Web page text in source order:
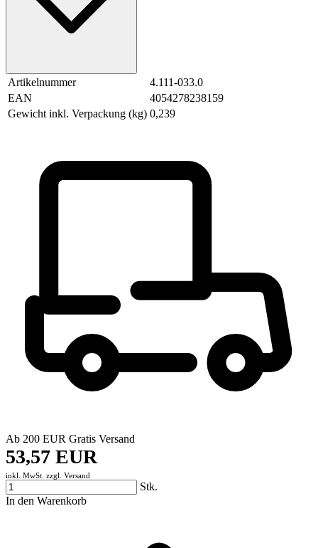
Artikelnummer
4.111-033.0
EAN
4054278238159
Gewicht inkl. Verpackung (kg) 0,239
Ab 200 EUR Gratis Versand
53,57 EUR
inkl. MwSt. zzgl. Versand
Stk.
In den Warenkorb